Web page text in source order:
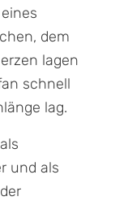
dem
lagen
schnell
lag.
und als